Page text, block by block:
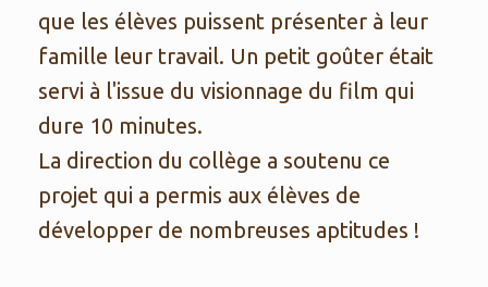
que les élèves puissent présenter à leur
famille leur travail. Un petit goûter était
servi à l'issue du visionnage du film qui
dure 10 minutes.
La direction du collège a soutenu ce
projet qui a permis aux élèves de
développer de nombreuses aptitudes !